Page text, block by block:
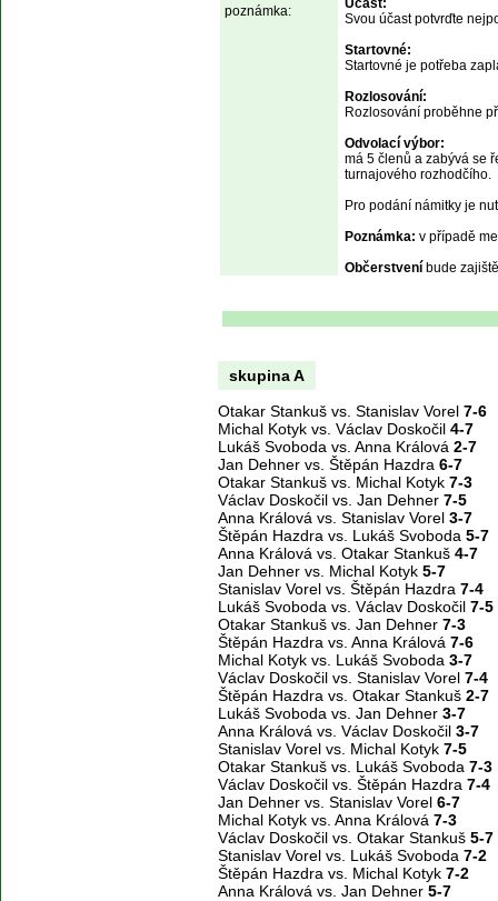
poznámka:
Účast:
Svou účast potvrďte
Startovné:
Startovné je potřeba
Rozlosování:
Rozlosování proběhne
Odvolací výbor:
má 5 členů a zabývá se
turnajového rozhodčího.
Pro podání námitky je
Poznámka: v případě
Občerstvení bude
skupina A
Otakar Stankuš vs. Stanislav Vorel 7-6
Michal Kotyk vs. Václav Doskočil 4-7
Lukáš Svoboda vs. Anna Králová 2-7
Jan Dehner vs. Štěpán Hazdra 6-7
Otakar Stankuš vs. Michal Kotyk 7-3
Václav Doskočil vs. Jan Dehner 7-5
Anna Králová vs. Stanislav Vorel 3-7
Štěpán Hazdra vs. Lukáš Svoboda 5-7
Anna Králová vs. Otakar Stankuš 4-7
Jan Dehner vs. Michal Kotyk 5-7
Stanislav Vorel vs. Štěpán Hazdra 7-4
Lukáš Svoboda vs. Václav Doskočil 7-5
Otakar Stankuš vs. Jan Dehner 7-3
Štěpán Hazdra vs. Anna Králová 7-6
Michal Kotyk vs. Lukáš Svoboda 3-7
Václav Doskočil vs. Stanislav Vorel 7-4
Štěpán Hazdra vs. Otakar Stankuš 2-7
Lukáš Svoboda vs. Jan Dehner 3-7
Anna Králová vs. Václav Doskočil 3-7
Stanislav Vorel vs. Michal Kotyk 7-5
Otakar Stankuš vs. Lukáš Svoboda 7-3
Václav Doskočil vs. Štěpán Hazdra 7-4
Jan Dehner vs. Stanislav Vorel 6-7
Michal Kotyk vs. Anna Králová 7-3
Václav Doskočil vs. Otakar Stankuš 5-7
Stanislav Vorel vs. Lukáš Svoboda 7-2
Štěpán Hazdra vs. Michal Kotyk 7-2
Anna Králová vs. Jan Dehner 5-7